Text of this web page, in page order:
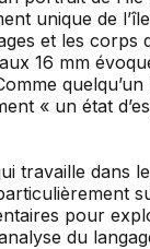
unique de
et les
16 mm
« un état
travaille dans
pour
du